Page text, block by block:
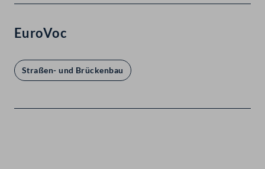
EuroVoc
Straßen- und Brückenbau